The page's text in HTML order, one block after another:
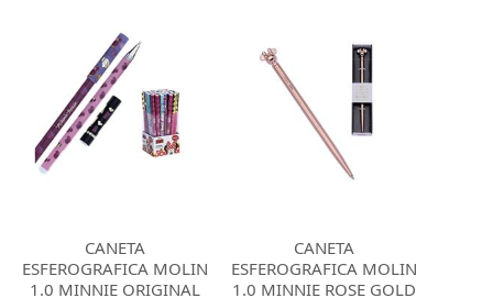
CANETA
ESFEROGRAFICA MOLIN
1.0 MINNIE ORIGINAL
CANETA
ESFEROGRAFICA MOLIN
1.0 MINNIE ROSE GOLD